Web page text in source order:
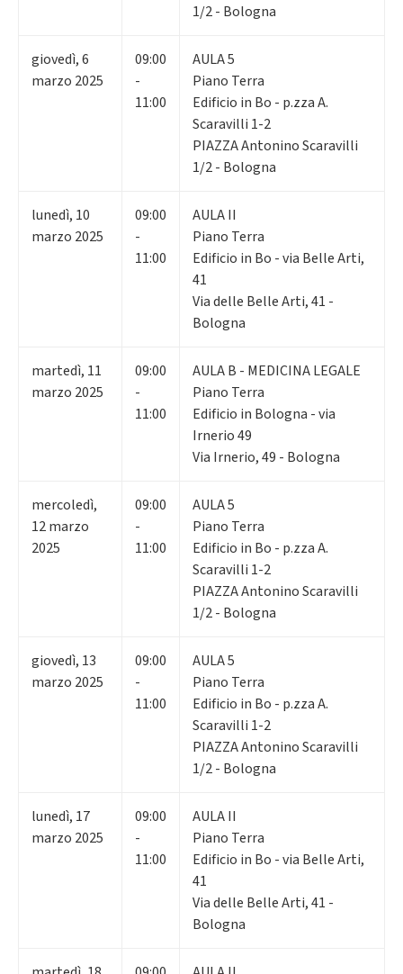
1/2 - Bologna
giovedì,6
marzo 2025
09:00
-
11:00
AULA 5
Piano Terra
Edificio in Bo - p.zza A.
Scaravilli 1-2
PIAZZA Antonino Scaravilli
1/2 - Bologna
lunedì, 10
marzo 2025
09:00
-
11:00
AULA II
Piano Terra
Edificio in Bo - via Belle Arti,
41
Via delle Belle Arti, 41 -
Bologna
martedì, 11
marzo 2025
09:00
-
11:00
AULA B - MEDICINA LEGALE
Piano Terra
Edificio in Bologna - via
Irnerio 49
Via Irnerio, 49 - Bologna
mercoledì,
12marzo
2025
09:00
-
11:00
AULA 5
Piano Terra
Edificio in Bo - p.zza A.
Scaravilli 1-2
PIAZZA Antonino Scaravilli
1/2 - Bologna
giovedì, 13
marzo 2025
09:00
-
11:00
AULA 5
Piano Terra
Edificio in Bo - p.zza A.
Scaravilli 1-2
PIAZZA Antonino Scaravilli
1/2 - Bologna
lunedì, 17
marzo 2025
09:00
-
11:00
AULA II
Piano Terra
Edificio in Bo - via Belle Arti,
41
Via delle Belle Arti, 41 -
Bologna